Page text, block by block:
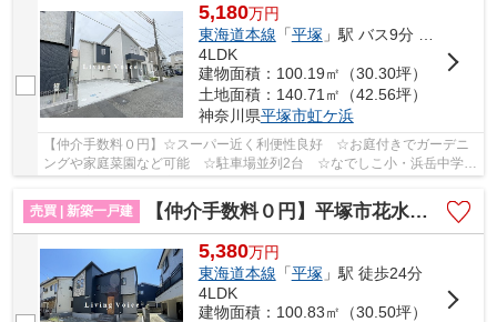
5,180万円
東海道本線 「平塚 」駅 バス9分 「浜岳」 停歩5分
4LDK
建物面積：100.19㎡（30.30坪）
土地面積：140.71㎡（42.56坪）
神奈川県平塚市虹ケ浜
【仲介手数料０円】☆スーパー近く利便性良好 ☆お庭付きでガーデニ
ングや家庭菜園など可能 ☆駐車場並列2台 ☆なでしこ小・浜岳中学
売買 | 新築一戸建
【仲介手数料０円】平塚市花水台 新築一戸建て
5,380万円
東海道本線 「平塚 」駅 徒歩24分
4LDK
建物面積：100.83㎡（30.50坪）